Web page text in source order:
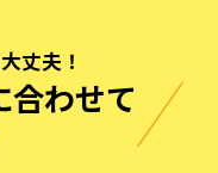
丈夫！
合わせて